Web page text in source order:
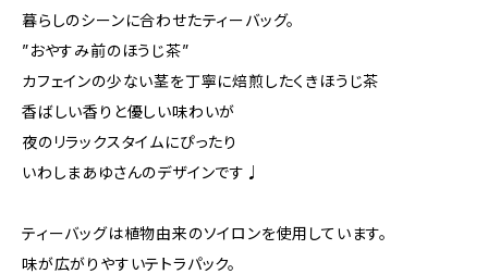
暮らしのシーンに合わせたティーバッグ。
”おやすみ前のほうじ茶”
カフェインの少ない茎を丁寧に焙煎したくきほうじ茶
香ばしい香りと優しい味わいが
夜のリラックスタイムにぴったり
いわしまあゆさんのデザインです♩
ティーバッグは植物由来のソイロンを使用しています。
味が広がりやすいテトラパック。